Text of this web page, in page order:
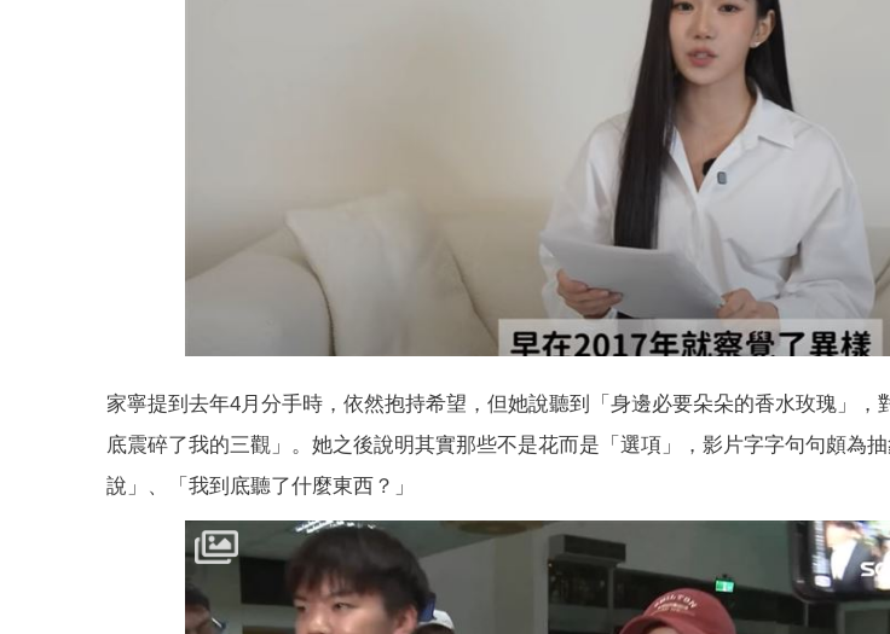
家寧提到去年4月分手時，依然抱持希望，但她說聽到「身邊必要朵朵的香水玫瑰」，
底震碎了我的三觀」。她之後說明其實那些不是花而是「選項」，影片字字句句頗為
說」、「我到底聽了什麼東西？」